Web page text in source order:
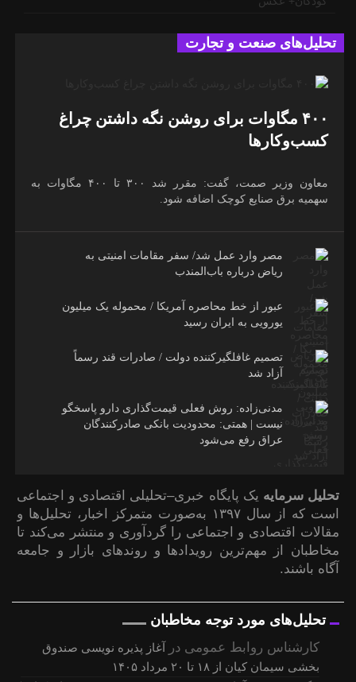
تحلیل‌های صنعت و تجارت
۴۰۰ مگاوات برای روشن نگه داشتن چراغ
کسب‌وکار‌ها
معاون وزیر صمت، گفت: مقرر شد ۳۰۰ تا ۴۰۰ مگاوات به
سهمیه برق صنایع کوچک اضافه شود.
مصر وارد عمل شد/ سفر مقامات امنیتی به
ریاض درباره باب‌المندب
عبور از خط محاصره آمریکا / محموله یک میلیون
یورویی به ایران رسید
تصمیم غافلگیرکننده دولت / صادرات قند رسماً
آزاد شد
مدنی‌زاده: روش فعلی قیمت‌گذاری دارو پاسخگو
نیست | همتی: محدودیت بانکی صادرکنندگان
عراق رفع می‌شود
تحلیل سرمایه یک پایگاه خبری–تحلیلی اقتصادی و اجتماعی
است که از سال ۱۳۹۷ به‌صورت متمرکز اخبار، تحلیل‌ها و
مقالات اقتصادی و اجتماعی را گردآوری و منتشر می‌کند تا
مخاطبان از مهم‌ترین رویدادها و روندهای بازار و جامعه
آگاه باشند.
تحلیل‌های مورد توجه مخاطبان
کارشناس روابط عمومی در
آغاز پذیره نویسی صندوق
بخشی سیمان کیان از ۱۸ تا ۲۰ مرداد ۱۴۰۵